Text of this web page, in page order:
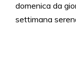
domenica da
settimana